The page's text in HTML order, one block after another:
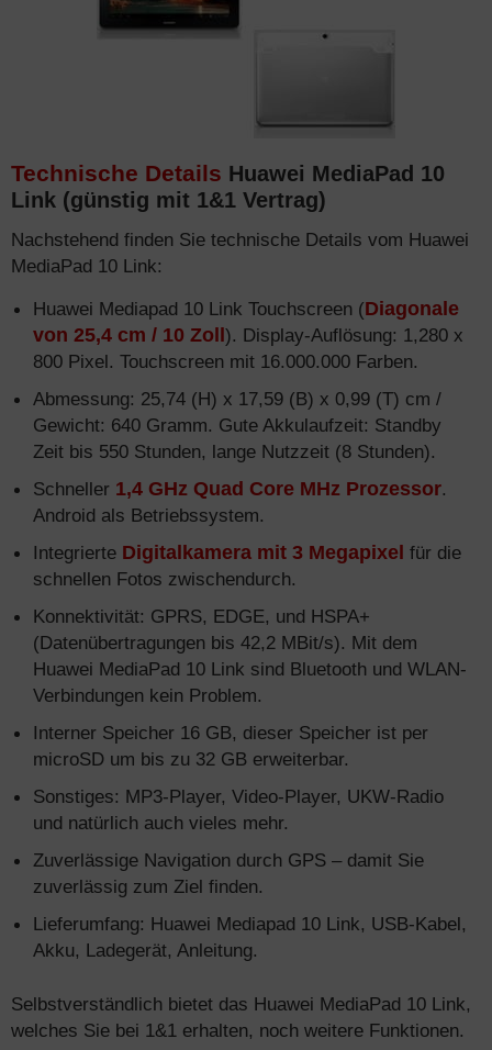
Technische Details Huawei MediaPad 10
Link (günstig mit 1&1 Vertrag)
Nachstehend finden Sie technische Details vom Huawei
MediaPad 10 Link:
Huawei Mediapad 10 Link Touchscreen (Diagonale
von 25,4 cm / 10 Zoll ). Display-Auflösung: 1,280 x
800 Pixel. Touchscreen mit 16.000.000 Farben.
Abmessung: 25,74 (H) x 17,59 (B) x 0,99 (T) cm /
Gewicht: 640 Gramm. Gute Akkulaufzeit: Standby
Zeit bis 550 Stunden, lange Nutzzeit (8 Stunden).
Schneller 1,4 GHz Quad Core MHz Prozessor.
Android als Betriebssystem.
Integrierte Digitalkamera mit 3 Megapixel für die
schnellen Fotos zwischendurch.
Konnektivität: GPRS, EDGE, und HSPA+
(Datenübertragungen bis 42,2 MBit/s). Mit dem
Huawei MediaPad 10 Link sind Bluetooth und WLAN-
Verbindungen kein Problem.
Interner Speicher 16 GB, dieser Speicher ist per
microSD um bis zu 32 GB erweiterbar.
Sonstiges: MP3-Player, Video-Player, UKW-Radio
und natürlich auch vieles mehr.
Zuverlässige Navigation durch GPS – damit Sie
zuverlässig zum Ziel finden.
Lieferumfang: Huawei Mediapad 10 Link, USB-Kabel,
Akku, Ladegerät, Anleitung.
Selbstverständlich bietet das Huawei MediaPad 10 Link,
welches Sie bei 1&1 erhalten, noch weitere Funktionen.